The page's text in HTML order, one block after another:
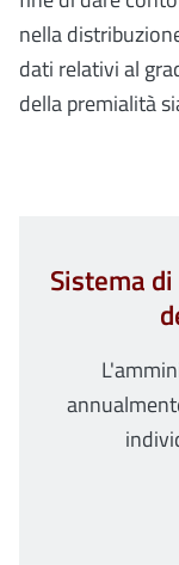
nella
dati relativi al
della premialità
Sistema